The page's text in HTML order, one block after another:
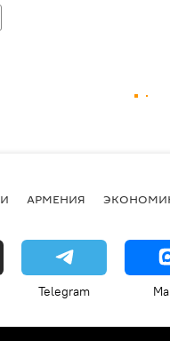
АРМЕНИЯ
Telegram